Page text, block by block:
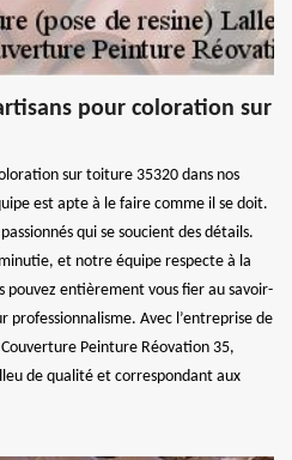
pour coloration sur
sur toiture 35320 dans nos
est apte à le faire comme il se doit.
qui se soucient des détails.
et notre équipe respecte à la
pouvez entièrement vous fier au savoir-
professionnalisme. Avec l’entreprise de
Peinture Réovation 35,
de qualité et correspondant aux